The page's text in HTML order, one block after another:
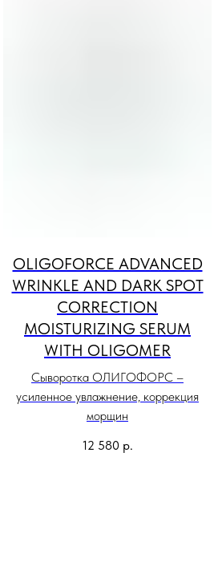
OLIGOFORCE ADVANCED
WRINKLE AND DARK SPOT
CORRECTION
MOISTURIZING SERUM
WITH OLIGOMER
Сыворотка ОЛИГОФОРС –
усиленное увлажнение, коррекция
морщин
12 580 р.